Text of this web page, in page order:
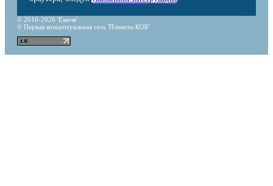
© 2010-2026 'Емеля'
© Первая концептуальная сеть 'Планета-КОБ'